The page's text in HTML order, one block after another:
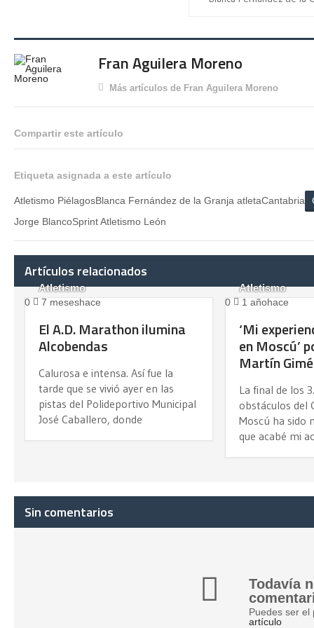
Fran Aguilera Moreno
Más artículos de Fran Aguilera Moreno
Compartir este artículo
Etiqueta asignada a este artículo
Atletismo PiélagosBlanca Fernández de la Granja atletaCantabria
Jorge BlancoSprint Atletismo León
Artículos relacionados
0
Atletismo
7 meseshace
El A.D. Marathon ilumina
Alcobendas
Calurosa e intensa. Así fue la
tarde que se vivió ayer en las
pistas del Polideportivo Municipal
José Caballero, donde
0
Atletismo
1 añohace
‘Mi
en Moscú’
Martín
La final de los
obstáculos del
Moscú ha sido
que acabé mi
Sin comentarios
Todavía
Puedes ser
artículo